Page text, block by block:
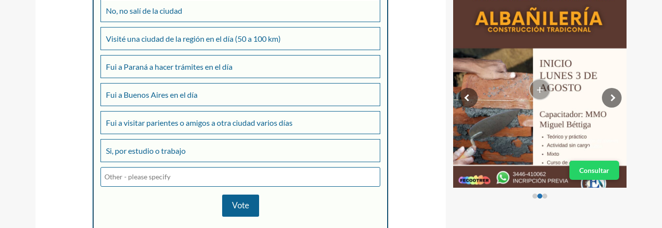
No, no salí de la ciudad
Visité una ciudad de la región en el día (50 a 100 km)
Fui a Paraná a hacer trámites en el día
Fui a Buenos Aires en el día
Fui a visitar parientes o amigos a otra ciudad varios días
Si, por estudio o trabajo
+
Consultar